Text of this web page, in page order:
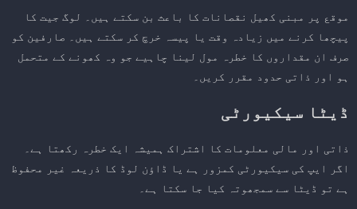
موقع پر مبنی کھیل نقصانات کا باعث بن سکتے ہیں۔ لوگ جیت کا
پیچھا کرنے میں زیادہ وقت یا پیسہ خرچ کر سکتے ہیں۔ صارفین کو
صرف ان مقداروں کا خطرہ مول لینا چاہیے جو وہ کھونے کے متحمل
ہو اور ذاتی حدود مقرر کریں۔
ڈیٹا سیکیورٹی
ذاتی اور مالی معلومات کا اشتراک ہمیشہ ایک خطرہ رکھتا ہے۔
اگر ایپ کی سیکیورٹی کمزور ہے یا ڈاؤن لوڈ کا ذریعہ غیر محفوظ
ہے تو ڈیٹا سے سمجھوتہ کیا جا سکتا ہے۔